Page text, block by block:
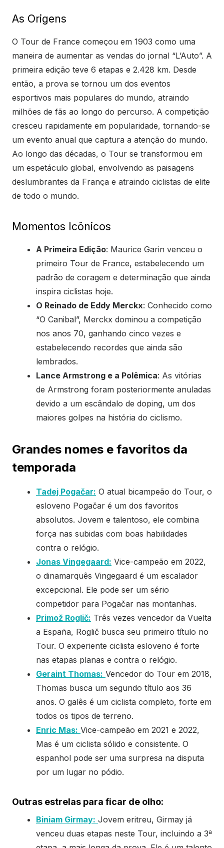
As Origens
O Tour de France começou em 1903 como uma
maneira de aumentar as vendas do jornal “L’Auto”. A
primeira edição teve 6 etapas e 2.428 km. Desde
então, a prova se tornou um dos eventos
esportivos mais populares do mundo, atraindo
milhões de fãs ao longo do percurso. A competição
cresceu rapidamente em popularidade, tornando-se
um evento anual que captura a atenção do mundo.
Ao longo das décadas, o Tour se transformou em
um espetáculo global, envolvendo as paisagens
deslumbrantes da França e atraindo ciclistas de elite
de todo o mundo.
Momentos Icônicos
A Primeira Edição: Maurice Garin venceu o
primeiro Tour de France, estabelecendo um
padrão de coragem e determinação que ainda
inspira ciclistas hoje.
O Reinado de Eddy Merckx: Conhecido como
“O Canibal”, Merckx dominou a competição
nos anos 70, ganhando cinco vezes e
estabelecendo recordes que ainda são
lembrados.
Lance Armstrong e a Polêmica: As vitórias
de Armstrong foram posteriormente anuladas
devido a um escândalo de doping, um dos
maiores golpes na história do ciclismo.
Grandes nomes e favoritos da
temporada
Tadej Pogačar: O atual bicampeão do Tour, o
esloveno Pogačar é um dos favoritos
absolutos. Jovem e talentoso, ele combina
força nas subidas com boas habilidades
contra o relógio.
Jonas Vingegaard: Vice-campeão em 2022,
o dinamarquês Vingegaard é um escalador
excepcional. Ele pode ser um sério
competidor para Pogačar nas montanhas.
Primož Roglič: Três vezes vencedor da Vuelta
a España, Roglič busca seu primeiro título no
Tour. O experiente ciclista esloveno é forte
nas etapas planas e contra o relógio.
Geraint Thomas: Vencedor do Tour em 2018,
Thomas busca um segundo título aos 36
anos. O galês é um ciclista completo, forte em
todos os tipos de terreno.
Enric Mas: Vice-campeão em 2021 e 2022,
Mas é um ciclista sólido e consistente. O
espanhol pode ser uma surpresa na disputa
por um lugar no pódio.
Outras estrelas para ficar de olho:
Biniam Girmay: Jovem eritreu, Girmay já
venceu duas etapas neste Tour, incluindo a 3ª